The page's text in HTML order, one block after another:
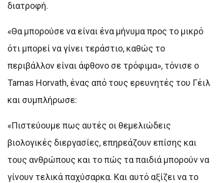
διατροφή.
«Θα μπορούσε να είναι ένα μήνυμα προς το μικρό
ότι μπορεί να γίνει τεράστιο, καθώς το
περιβάλλον είναι άφθονο σε τρόφιμα», τόνισε ο
Tamas Horvath, ένας από τους ερευνητές του Γέιλ
και συμπλήρωσε:
«Πιστεύουμε πως αυτές οι θεμελιώδεις
βιολογικές διεργασίες, επηρεάζουν επίσης και
τους ανθρώπους και το πώς τα παιδιά μπορούν να
γίνουν τελικά παχύσαρκα. Και αυτό αξίζει να το